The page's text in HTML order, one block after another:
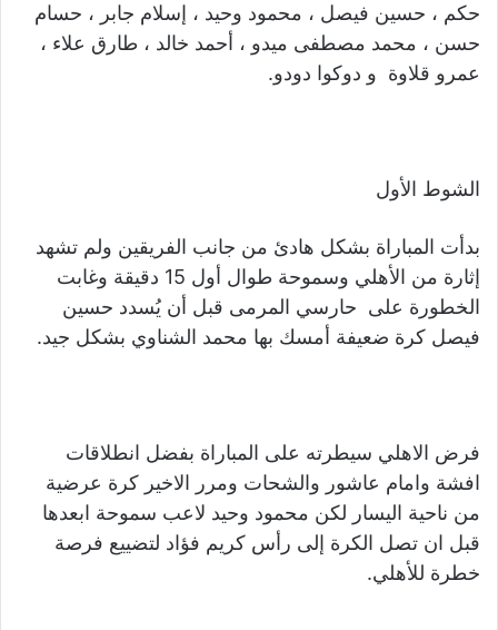
حكم ، حسين فيصل ، محمود وحيد ، إسلام جابر ، حسام
حسن ، محمد مصطفى ميدو ، أحمد خالد ، طارق علاء ،
عمرو قلاوة و دوكوا دودو.
الشوط الأول
بدأت المباراة بشكل هادئ من جانب الفريقين ولم تشهد
إثارة من الأهلي وسموحة طوال أول 15 دقيقة وغابت
الخطورة على حارسي المرمى قبل أن يُسدد حسين
فيصل كرة ضعيفة أمسك بها محمد الشناوي بشكل جيد.
فرض الاهلي سيطرته على المباراة بفضل انطلاقات
افشة وامام عاشور والشحات ومرر الاخير كرة عرضية
من ناحية اليسار لكن محمود وحيد لاعب سموحة ابعدها
قبل ان تصل الكرة إلى رأس كريم فؤاد لتضييع فرصة
خطرة للأهلي.